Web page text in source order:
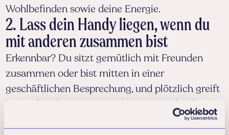
Wohlbefinden sowie deine Energie.
2. Lass dein Handy liegen, wenn du
mit anderen zusammen bist
Erkennbar? Du sitzt gemütlich mit Freunden
zusammen oder bist mitten in einer
geschäftlichen Besprechung, und plötzlich greift
sofort die Verbindung, blockiert das Gespräch